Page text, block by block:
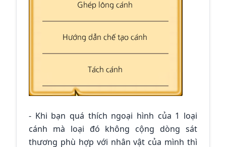
- Khi bạn quá thích ngoại hình của 1 loại
cánh mà loại đó không cộng dòng sát
thương phù hợp với nhân vật của mình thì